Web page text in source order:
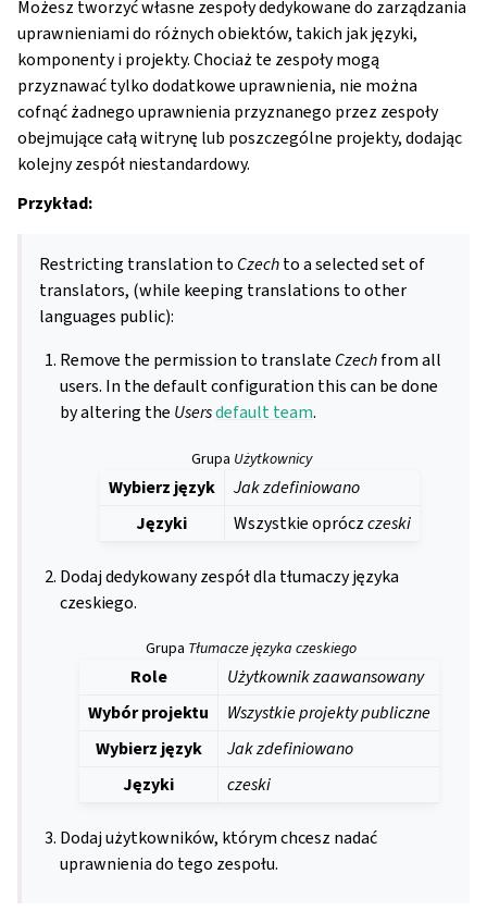
Możesz tworzyć własne zespoły dedykowane do zarządzania
uprawnieniami do różnych obiektów, takich jak języki,
komponenty i projekty. Chociaż te zespoły mogą
przyznawać tylko dodatkowe uprawnienia, nie można
cofnąć żadnego uprawnienia przyznanego przez zespoły
obejmujące całą witrynę lub poszczególne projekty, dodając
kolejny zespół niestandardowy.
Przykład:
Restricting translation to Czechto a selected set of
translators, (while keeping translations to other
languages public):
Remove the permission to translate Czechfrom all
users. In the default configuration this can be done
by altering the Usersdefault team.
Grupa Użytkownicy
Wybierz język
Jak zdefiniowano
Języki
Wszystkie opróczczeski
Dodaj dedykowany zespół dla tłumaczy języka
czeskiego.
Grupa Tłumacze języka czeskiego
Role
Użytkownik zaawansowany
Wybór projektu
Wszystkie projekty publiczne
Wybierz język
Jak zdefiniowano
Języki
czeski
Dodaj użytkowników, którym chcesz nadać
uprawnienia do tego zespołu.